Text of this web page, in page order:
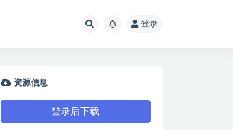
登录
资源信息
登录后下载